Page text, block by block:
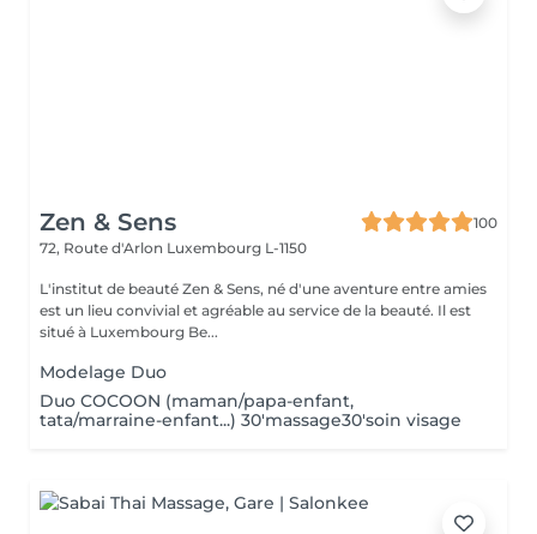
Zen & Sens
100
72, Route d'Arlon Luxembourg L-1150
L'institut de beauté Zen & Sens, né d'une aventure entre amies
est un lieu convivial et agréable au service de la beauté. Il est
situé à Luxembourg Be...
Modelage Duo
Duo COCOON (maman/papa-enfant,
tata/marraine-enfant...) 30'massage30'soin visage